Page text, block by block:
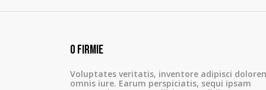
Zawias beczki
O firmie
Voluptates veritatis, inventore adipisci
omnis iure. Earum perspiciatis, sequi ipsam